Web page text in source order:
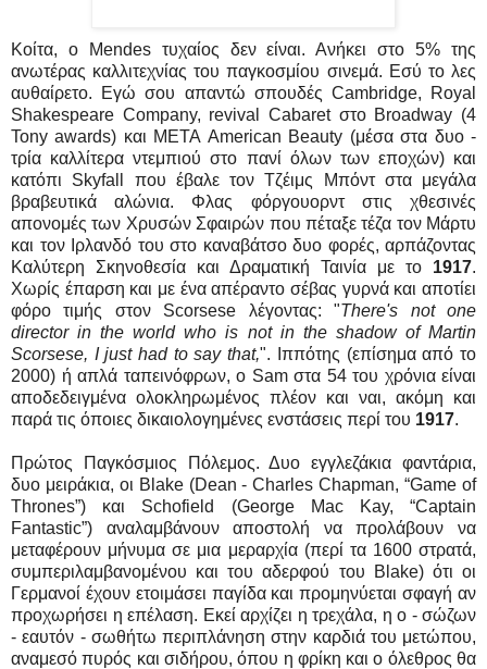
Κοίτα, ο Mendes τυχαίος δεν είναι. Ανήκει στο 5% της
ανωτέρας καλλιτεχνίας του παγκοσμίου σινεμά. Εσύ το λες
αυθαίρετο. Εγώ σου απαντώ σπουδές Cambridge, Royal
Shakespeare Company, revival Cabaret στο Broadway (4
Tony awards) και ΜΕΤΑ American Beauty (μέσα στα δυο -
τρία καλλίτερα ντεμπιού στο πανί όλων των εποχών) και
κατόπι Skyfall που έβαλε τον Τζέιμς Μπόντ στα μεγάλα
βραβευτικά αλώνια. Φλας φόργουορντ στις χθεσινές
απονομές των Χρυσών Σφαιρών που πέταξε τέζα τον Μάρτυ
και τον Ιρλανδό του στο καναβάτσο δυο φορές, αρπάζοντας
Καλύτερη Σκηνοθεσία και Δραματική Ταινία με το 1917.
Χωρίς έπαρση και με ένα απέραντο σέβας γυρνά και αποτίει
φόρο τιμής στον Scorsese λέγοντας: "There's not one
director in the world who is not in the shadow of Martin
Scorsese, I just had to say that,". Ιππότης (επίσημα από το
2000) ή απλά ταπεινόφρων, ο Sam στα 54 του χρόνια είναι
αποδεδειγμένα ολοκληρωμένος πλέον και ναι, ακόμη και
παρά τις όποιες δικαιολογημένες ενστάσεις περί του 1917.
Πρώτος Παγκόσμιος Πόλεμος. Δυο εγγλεζάκια φαντάρια,
δυο μειράκια, οι Blake (Dean - Charles Chapman, “Game of
Thrones”) και Schofield (George Mac Kay, “Captain
Fantastic”) αναλαμβάνουν αποστολή να προλάβουν να
μεταφέρουν μήνυμα σε μια μεραρχία (περί τα 1600 στρατά,
συμπεριλαμβανομένου και του αδερφού του Blake) ότι οι
Γερμανοί έχουν ετοιμάσει παγίδα και προμηνύεται σφαγή αν
προχωρήσει η επέλαση. Εκεί αρχίζει η τρεχάλα, η ο - σώζων
- εαυτόν - σωθήτω περιπλάνηση στην καρδιά του μετώπου,
αναμεσό πυρός και σιδήρου, όπου η φρίκη και ο όλεθρος θα